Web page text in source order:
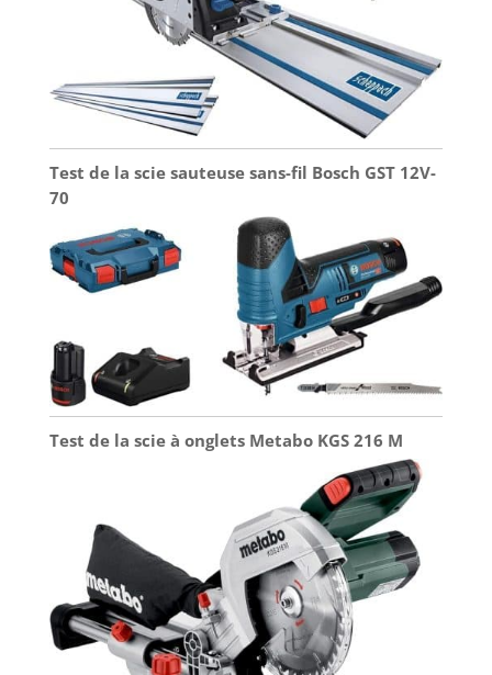
Test de la scie sauteuse sans-fil Bosch GST 12V-
70
Test de la scie à onglets Metabo KGS 216 M